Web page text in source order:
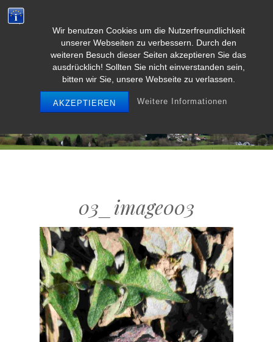
Wir benutzen Cookies um die Nutzerfreundlichkeit
unserer Webseiten zu verbessern. Durch den
weiteren Besuch dieser Seiten akzeptieren Sie das
ausdrücklich! Sollten Sie nicht einverstanden sein,
bitten wir Sie, unsere Webseite zu verlassen.
AKZEPTIEREN Weitere Informationen
Weidenbach/Eifel
MENU
03_image003